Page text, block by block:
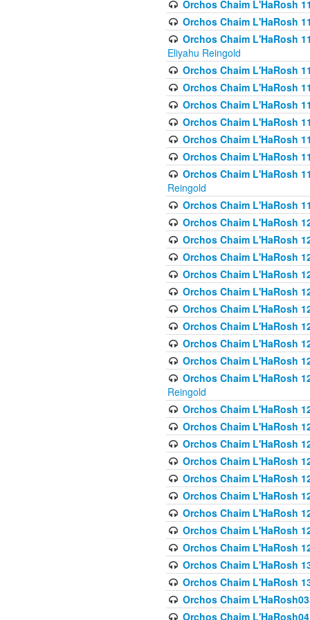
Orchos Chaim L'HaRosh
Orchos Chaim L'HaRosh
Orchos Chaim L'HaRosh
Eliyahu Reingold
Orchos Chaim L'HaRosh
Orchos Chaim L'HaRosh
Orchos Chaim L'HaRosh
Orchos Chaim L'HaRosh
Orchos Chaim L'HaRosh
Orchos Chaim L'HaRosh
Orchos Chaim L'HaRosh
Reingold
Orchos Chaim L'HaRosh
Orchos Chaim L'HaRosh
Orchos Chaim L'HaRosh
Orchos Chaim L'HaRosh
Orchos Chaim L'HaRosh
Orchos Chaim L'HaRosh
Orchos Chaim L'HaRosh
Orchos Chaim L'HaRosh
Orchos Chaim L'HaRosh
Orchos Chaim L'HaRosh
Orchos Chaim L'HaRosh
Reingold
Orchos Chaim L'HaRosh
Orchos Chaim L'HaRosh
Orchos Chaim L'HaRosh
Orchos Chaim L'HaRosh
Orchos Chaim L'HaRosh
Orchos Chaim L'HaRosh
Orchos Chaim L'HaRosh
Orchos Chaim L'HaRosh
Orchos Chaim L'HaRosh
Orchos Chaim L'HaRosh
Orchos Chaim L'HaRosh
Orchos Chaim
Orchos Chaim